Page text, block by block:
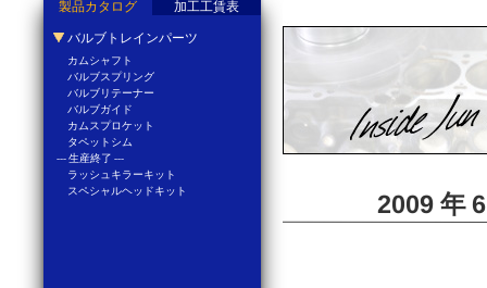
2009 年
製品カタログ 加工工賃表
バルブトレインパーツ
カムシャフト
バルブスプリング
バルブリテーナー
バルブガイド
カムスプロケット
タペットシム
--- 生産終了 ---
ラッシュキラーキット
スペシャルヘッドキット